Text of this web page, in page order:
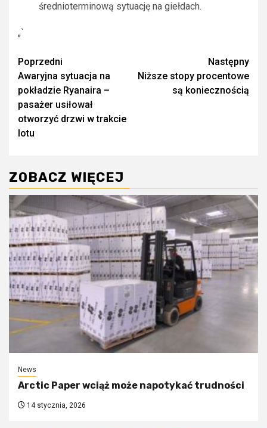
średnioterminową sytuację na giełdach.
„`
Zobacz
wpisy
Poprzedni
Awaryjna sytuacja na
pokładzie Ryanaira –
pasażer usiłował
otworzyć drzwi w trakcie
lotu
Następny
Niższe stopy procentowe
są koniecznością
ZOBACZ WIĘCEJ
News
Arctic Paper wciąż może napotykać trudności
14 stycznia, 2026